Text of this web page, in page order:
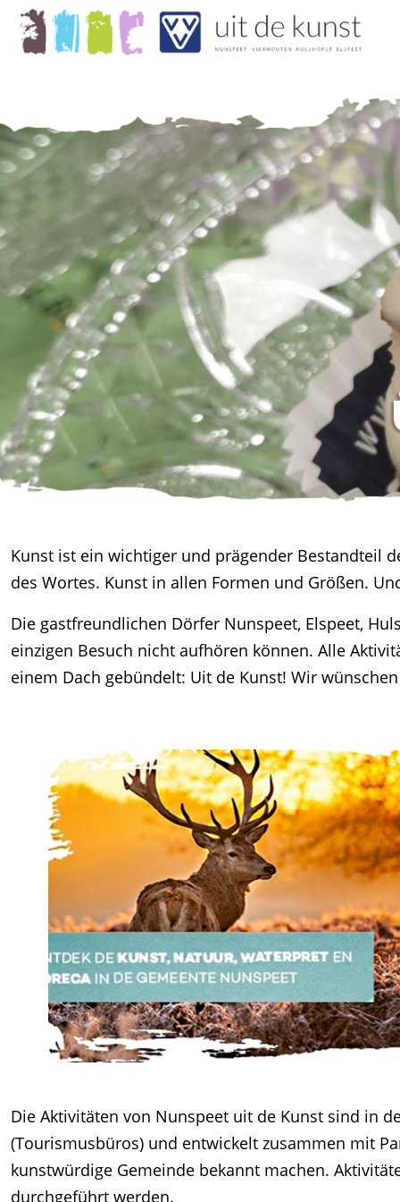
Kunst ist ein wichtiger und prägender Bestandteil
des Wortes. Kunst in allen Formen und Größen.
Die gastfreundlichen Dörfer Nunspeet, Elspeet,
einzigen Besuch nicht aufhören können. Alle
einem Dach gebündelt: Uit de Kunst! Wir
Die Aktivitäten von Nunspeet uit de Kunst sind in
(Tourismusbüros) und entwickelt zusammen mit
kunstwürdige Gemeinde bekannt machen.
durchgeführt werden.